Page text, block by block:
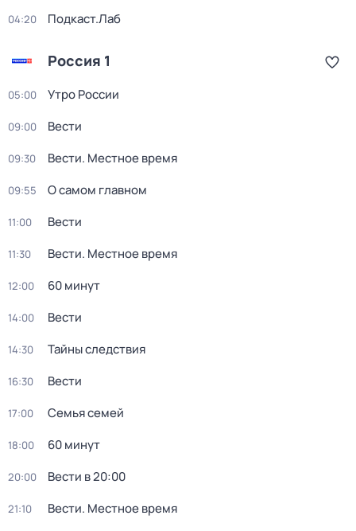
04:20 Подкаст.Лаб
Россия 1
05:00 Утро России
09:00 Вести
09:30 Вести. Местное время
09:55 О самом главном
11:00 Вести
11:30 Вести. Местное время
12:00 60 минут
14:00 Вести
14:30 Тайны следствия
16:30 Вести
17:00 Семья семей
18:00 60 минут
20:00 Вести в 20:00
21:10 Вести. Местное время